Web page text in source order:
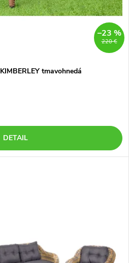
220 €
–23 %
tmavohnedá
DETAIL